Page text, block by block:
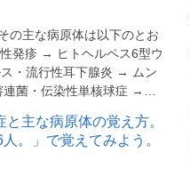
の主な病原体は以下のとお
発疹 → ヒトヘルペス6型ウ
・流行性耳下腺炎 → ムン
連菌・伝染性単核球症 →…